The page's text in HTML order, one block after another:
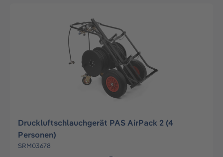
Druckluftschlauchgerät PAS AirPack 2 (4
Personen)
SRM03678